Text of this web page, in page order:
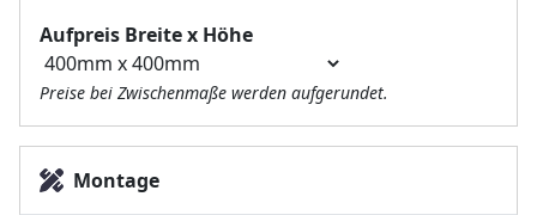
Aufpreis Breite x Höhe
Preise bei Zwischenmaße werden aufgerundet.
Montage